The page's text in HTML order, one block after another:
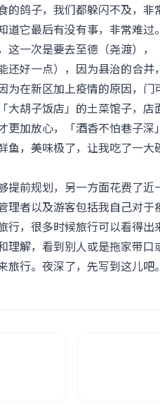
的鸽子，我们都躲闪不及，
它最后有没有事，非常难过。
这一次是要去至德（尧渡）
还好一点），因为县治的合
在新区加上疫情的原因，门
大胡子饭店」的土菜馆子，
更加放心，「酒香不怕巷子
，美味极了，让我吃了一大
提前规划，另一方面花费了
者以及游客包括我自己对于
行，很多时候旅行可以看得
理解，看到别人或是拖家带
行。夜深了，先写到这儿吧。